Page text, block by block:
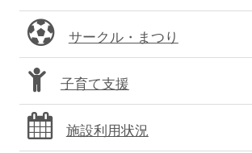
サークル・まつり
子育て支援
施設利用状況